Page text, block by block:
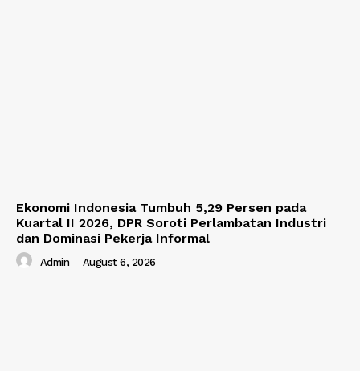
Ekonomi Indonesia Tumbuh 5,29 Persen pada
Kuartal II 2026, DPR Soroti Perlambatan Industri
dan Dominasi Pekerja Informal
Admin - August 6, 2026